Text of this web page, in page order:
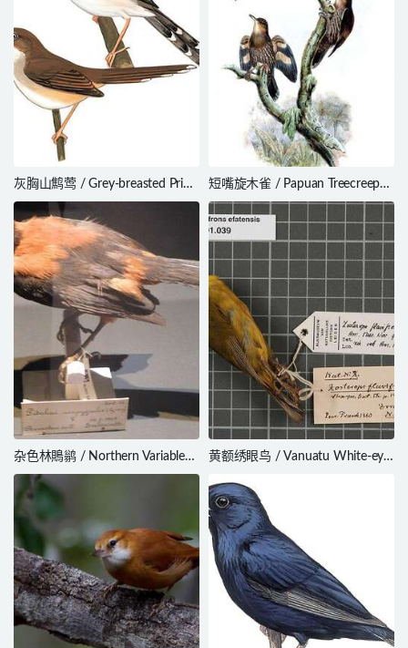
灰胸山鹪莺 / Grey-breasted Prinia
/ Prinia hodgsonii
短嘴旋木雀 / Papuan Treecreeper
/ Cormobates placens
杂色林鵙鹟 / Northern Variable
Pitohui / Pitohui kirhocephalus
黄额绣眼鸟 / Vanuatu White-eye